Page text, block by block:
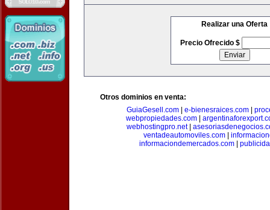
Realizar una Oferta
Precio Ofrecido $
Otros dominios en venta:
GuiaGesell.com
e-bienesraices.com
webpropiedades.com
webhostingpro.net|
ventadeautomoviles.com|
informaciondemercados.com|